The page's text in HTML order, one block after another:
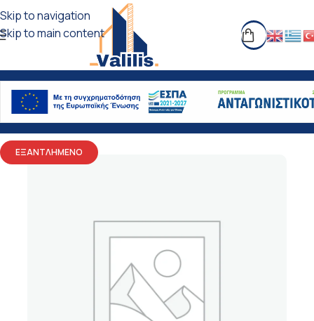
Skip to navigation
Skip to main content
ΕΞΑΝΤΛΗΜΕΝΟ